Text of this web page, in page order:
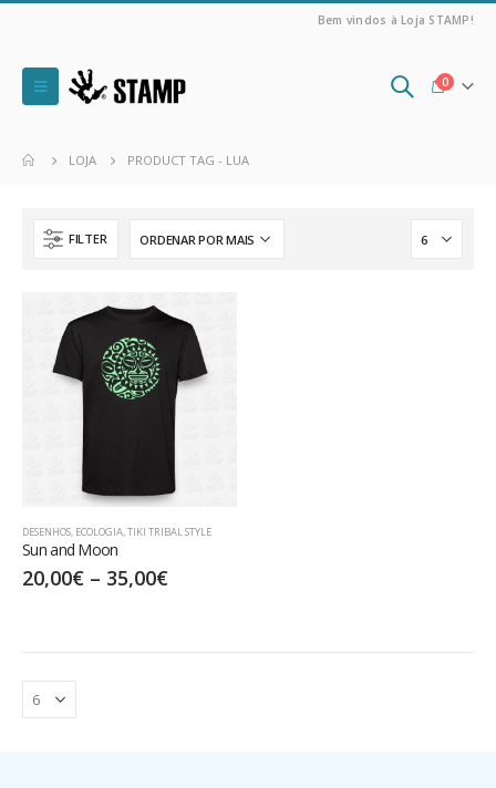
Bem vindos à Loja STAMP!
0
LOJA PRODUCT TAG - LUA
FILTER
DESENHOS, ECOLOGIA,TIKI TRIBAL STYLE
Sun and Moon
20,00€ – 35,00€